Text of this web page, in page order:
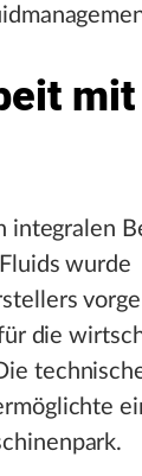
mit
integralen
wurde
die